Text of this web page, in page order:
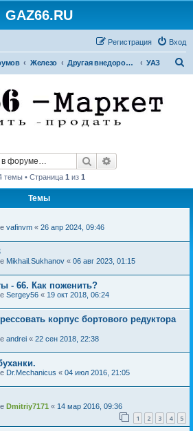
GAZ66.RU
Вход
Регистрация
Железо Другая внедорожная техника УАЗ
Поиск
темы • Страница 1 из 1
Темы
vafinvm « 26 апр 2024, 09:46
Mikhail.Sukhanov « 06 авг 2023, 01:15
- 66. Как поженить?
Sergey56 « 19 окт 2018, 06:24
корпус бортового редуктора
andrei « 22 сен 2018, 22:38
Dr.Mechanicus « 04 июл 2016, 21:05
Dmitriy7171 « 14 мар 2016, 09:36
1 2 3 4 5